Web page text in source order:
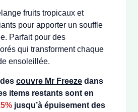
fruits tropicaux et
pour apporter un souffle
Parfait pour des
qui transforment chaque
ensoleillée.
couvre Mr Freeze dans
items restants sont en
jusqu’à épuisement des